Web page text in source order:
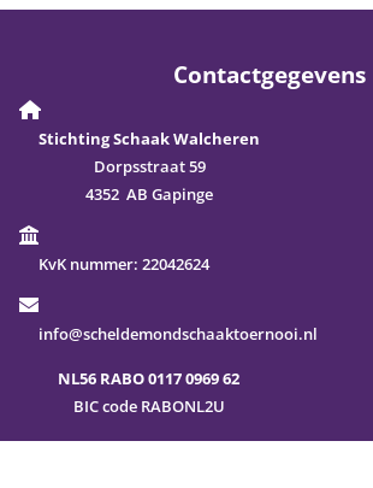
Contactgegevens
Stichting Schaak Walcheren
Dorpsstraat 59
4352 AB Gapinge
KvK nummer: 22042624
info@scheldemondschaaktoernooi.nl
NL56 RABO 0117 0969 62
BIC code RABONL2U